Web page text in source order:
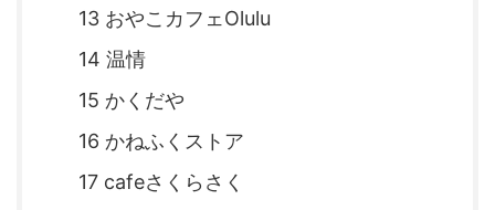
13 おやこカフェOlulu
14 温情
15 かくだや
16 かねふくストア
17 cafeさくらさく